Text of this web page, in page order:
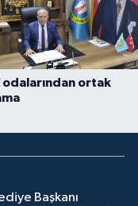
odalarından ortak
Başkanı